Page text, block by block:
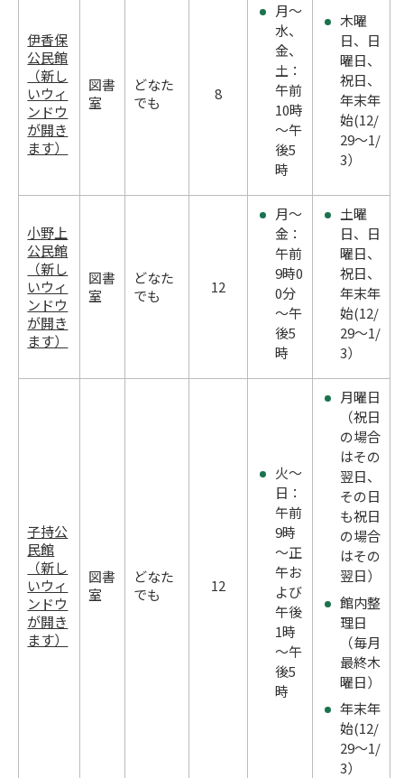
伊香保
公民館
（新し
いウィ
ンドウ
が開き
ます）
図書
室
どなた
でも
8
月～
水、
金、
土：
午前
10時
～午
後5
時
木曜
日、日
曜日、
祝日、
年末年
始(12/
29～1/
3）
小野上
公民館
（新し
いウィ
ンドウ
が開き
ます）
図書
室
どなた
でも
12
月～
金：
午前
9時0
0分
～午
後5
時
土曜
日、日
曜日、
祝日、
年末年
始(12/
29～1/
3）
子持公
民館
（新し
いウィ
ンドウ
が開き
ます）
図書
室
どなた
でも
12
火～
日：
午前
9時
～正
午お
よび
午後
1時
～午
後5
時
月曜日
（祝日
の場合
はその
翌日、
その日
も祝日
の場合
はその
翌日）
館内整
理日
（毎月
最終木
曜日）
年末年
始(12/
29～1/
3）